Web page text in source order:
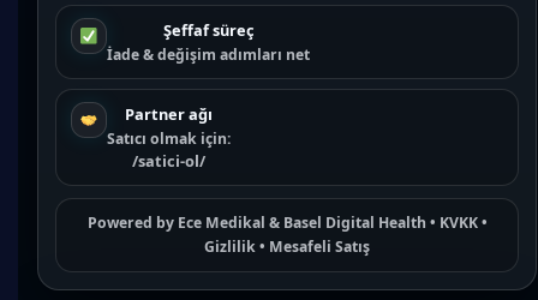
Şeffaf süreç
İade & değişim adımları net
Partner ağı
Satıcı olmak için:
/satici-ol/
Powered by Ece Medikal & Basel Digital Health • KVKK•
Gizlilik• Mesafeli Satış